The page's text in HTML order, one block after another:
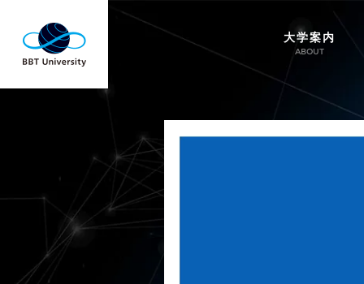
大学案内
ABOUT